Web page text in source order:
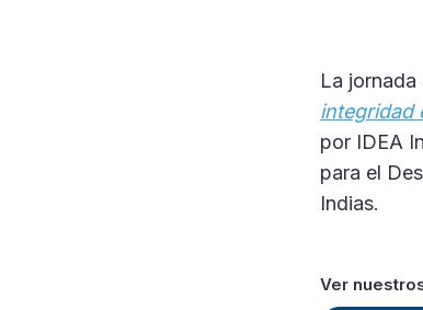
La
integridad
por IDEA
para el
Indias.
Ver